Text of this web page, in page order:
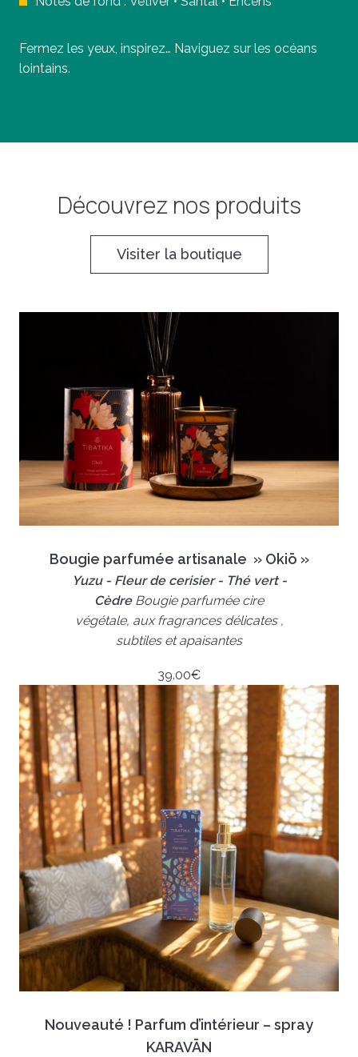
Fermez les yeux, inspirez… Naviguez sur les océans
lointains.
Découvrez nos produits
Visiter la boutique
Bougie parfumée artisanale » Okiō »
Yuzu - Fleur de cerisier - Thé vert -
CèdreBougie parfumée cire
végétale, aux fragrances délicates ,
subtiles et apaisantes
39.00€
Nouveauté ! Parfum d’intérieur – spray
KARAVĀN